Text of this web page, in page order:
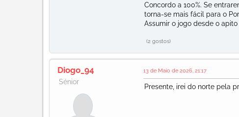
Concordo a 100%. Se
torna-se mais fácil para o
Assumir o jogo desde o
(2 gostos)
Diogo_94
Sénior
13 de Maio de 2026, 21:17
Presente, irei do norte pela